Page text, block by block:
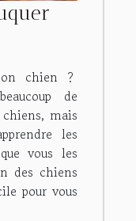
chien ?
de
mais
les
vous les
des chiens
pour vous